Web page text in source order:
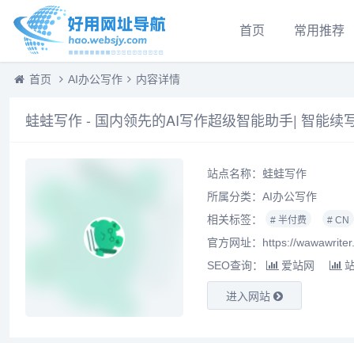
首页 常用推荐
首页 AI办公写作 内容详情
蛙蛙写作 - 国内领先的AI写作超级智能助手| 智能续
站点名称：蛙蛙写作
所属分类： AI办公写作
相关标签：
# 半付费 # CN
官方网址：https://
SEO查询：
爱站网
进入网站